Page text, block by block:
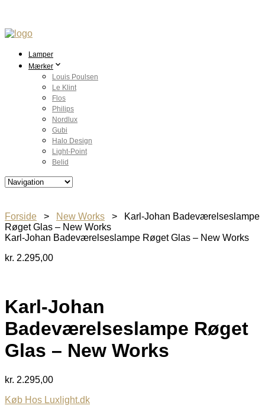
Lamper
Mærker
Louis Poulsen
Le Klint
Flos
Philips
Nordlux
Gubi
Halo Design
Light-Point
Belid
Forside > New Works > Karl-Johan Badeværelseslampe
Røget Glas – New Works
Karl-Johan Badeværelseslampe Røget Glas – New Works
kr. 2.295,00
Karl-Johan
Badeværelseslampe Røget
Glas – New Works
kr. 2.295,00
Køb Hos Luxlight.dk